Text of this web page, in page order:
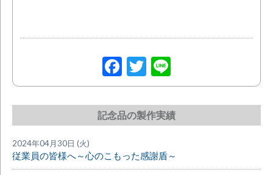
Facebook
Twitter
記念品の製作実績
2024年04月30日 (火)
従業員の皆様へ～心のこもった感謝盾～